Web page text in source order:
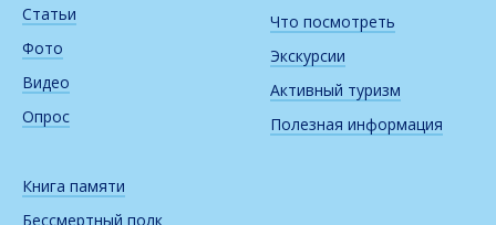
Статьи
Фото
Видео
Опрос
Книга памяти
Бессмертный полк
Что посмотреть
Экскурсии
Активный туризм
Полезная информация